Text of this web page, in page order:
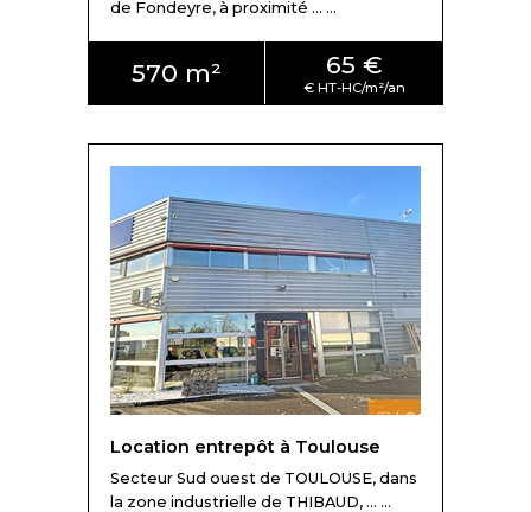
de Fondeyre, à proximité ... ...
570 m² 65 €
Location entrepôt à Toulouse
Secteur Sud ouest de TOULOUSE, dans
la zone industrielle de THIBAUD, ... ...